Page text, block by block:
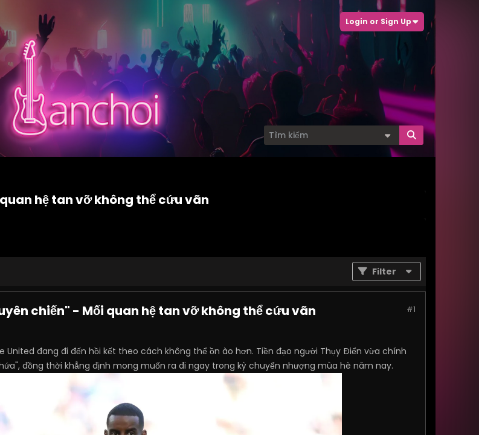
Login or Sign Up
hệ tan vỡ không thể cứu vãn
Filter
#1
chiến" - Mối quan hệ tan vỡ không thể cứu vãn
United đang đi đến hồi kết theo cách không thể ồn ào hơn. Tiền đạo người Thụy Điển vừa chính
đồng thời khẳng định mong muốn ra đi ngay trong kỳ chuyển nhượng mùa hè năm nay.